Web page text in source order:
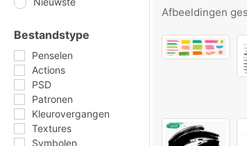
Bestandstype
Penselen
Actions
PSD
Patronen
Kleurovergangen
Textures
Symbolen
Afbeeldingen